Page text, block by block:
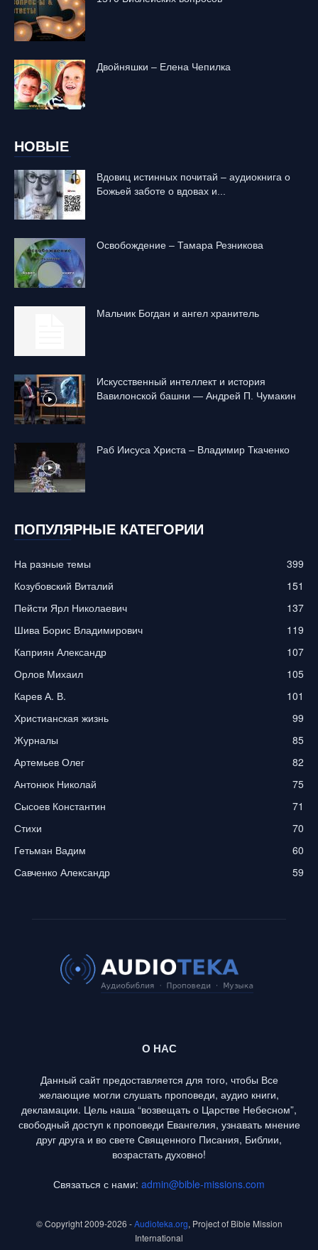
Двойняшки – Елена Чепилка
НОВЫЕ
Вдовиц истинных почитай – аудиокнига о
Божьей заботе о вдовах и...
Освобождение – Тамара Резникова
Mальчик Богдан и ангел хранитель
Искусственный интеллект и история
Вавилонской башни — Андрей П. Чумакин
Раб Иисуса Христа – Владимир Ткаченко
ПОПУЛЯРНЫЕ КАТЕГОРИИ
На разные темы
399
Козубовский Виталий
151
Пейсти Ярл Николаевич
137
Шива Борис Владимирович
119
Каприян Александр
107
Орлов Михаил
105
Карев А. В.
101
Христианская жизнь
99
Журналы
85
Артемьев Олег
82
Антонюк Николай
75
Сысоев Константин
71
Стихи
70
Гетьман Вадим
60
Савченко Александр
59
О НАС
Данный сайт предоставляется для того, чтобы Все
желающие могли слушать проповеди, аудио книги,
декламации. Цель наша “возвещать о Царстве Небесном”,
свободный доступ к проповеди Евангелия, узнавать мнение
друг друга и во свете Священного Писания, Библии,
возрастать духовно!
Связаться с нами: admin@bible-missions.com
© Copyright 2009-2026 -Audioteka.org, Project of Bible Mission
International